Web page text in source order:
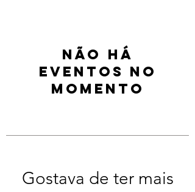
Não há
eventos no
momento
Gostava de ter mais